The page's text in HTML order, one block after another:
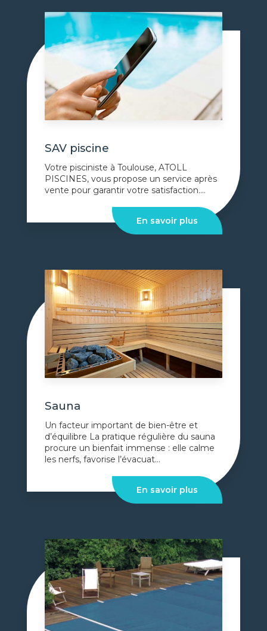
SAV piscine
Votre pisciniste à Toulouse, ATOLL
PISCINES, vous propose un service après
vente pour garantir votre satisfaction....
En savoir plus
Sauna
Un facteur important de bien-être et
d’équilibre La pratique régulière du sauna
procure un bienfait immense : elle calme
les nerfs, favorise l’évacuat...
En savoir plus